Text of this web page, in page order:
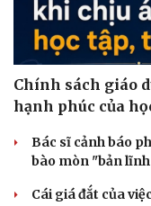
Chính sách giáo
hạnh phúc của
Bác sĩ cảnh báo
bào mòn "bản
Cái giá đắt của